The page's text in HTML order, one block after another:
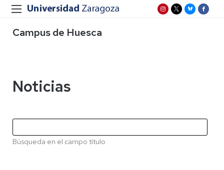
Campus de Huesca
Noticias
Búsqueda en el campo título